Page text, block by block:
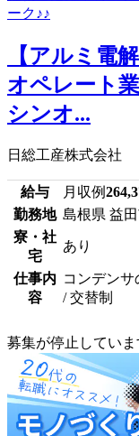
【アルミ電
オペレート
シンオ...
日総工産株式会社
給与 月収例
勤務地 島根県 益
寮・社
宅
あり
仕事内
容
コンデン
/ 交替制
募集が停止していま